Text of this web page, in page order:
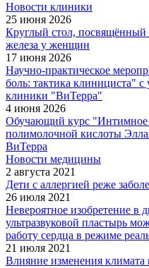
Новости клиники
25 июня 2026
Круглый стол,
железа у женщин
17 июня 2026
Научно-практическое
боль: тактика клинициста" с
клиники "ВиТерра"
4 июня 2026
Обучающий курс "Интимное
полимолочной кислоты
ВиТерра
Новости медицины
2 августа 2021
Дети с аллергией реже
26 июля 2021
Невероятное изобретение в
ультразвуковой пластырь
работу сердца в режиме
21 июля 2021
Влияние изменения климата